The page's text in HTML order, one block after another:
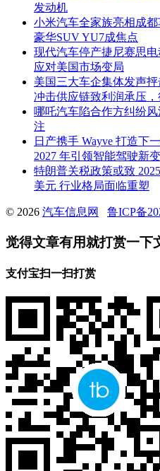
发动机
小米汽车全家族亮相成
豪华SUV YU7成焦点
现代汽车停产捷尼赛思
应对美国市场变局
美国三大车企集体发声
冲击供应链致利润承压
哪吒汽车陷合作方纠纷
注
日产携手 Wayve 打造下
2027 年引领智能驾驶新
特朗普关税政策或致
美元 行业格局面临重塑
© 2026 汽车信息网 鲁ICP备
觉得文章有用就打赏一下
支付宝扫一扫打赏